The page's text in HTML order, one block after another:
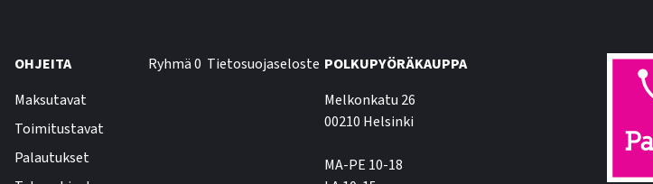
OHJEITA
Maksutavat
Toimitustavat
Palautukset
Ryhmä 0 Tietosuojaseloste POLKUPYÖRÄKAUPPA
Melkonkatu 26
00210 Helsinki
MA-PE 10-18